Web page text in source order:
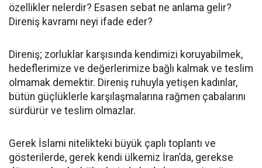
özellikler nelerdir? Esasen sebat ne anlama gelir?
Direniş kavramı neyi ifade eder?
Direniş; zorluklar karşısında kendimizi koruyabilmek,
hedeflerimize ve değerlerimize bağlı kalmak ve teslim
olmamak demektir. Direniş ruhuyla yetişen kadınlar,
bütün güçlüklerle karşılaşmalarına rağmen çabalarını
sürdürür ve teslim olmazlar.
Gerek İslami nitelikteki büyük çaplı toplantı ve
gösterilerde, gerek kendi ülkemiz İran’da, gerekse